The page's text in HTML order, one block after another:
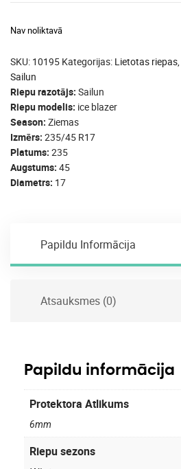
Nav noliktavā
SKU: 10195 Kategorijas: Lietotas riepas
Sailun
Riepu razotājs Sailun
Riepu modelis ice blazer
Season Ziemas
Izmērs 235/45 R17
Platums 235
Augstums 45
Diametrs 17
Papildu Informācija
Atsauksmes (0)
Papildu informācija
Protektora Atlikums
6mm
Riepu sezons